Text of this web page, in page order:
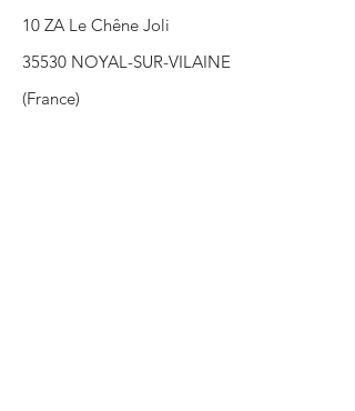
10 ZA Le Chêne Joli
35530 NOYAL-SUR-VILAINE
(France)